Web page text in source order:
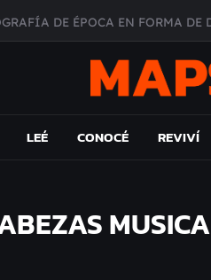
DE ÉPOCA EN FORMA DE
PAÍS: EL ENSAYO
LEÉ CONOCÉ REVIVÍ